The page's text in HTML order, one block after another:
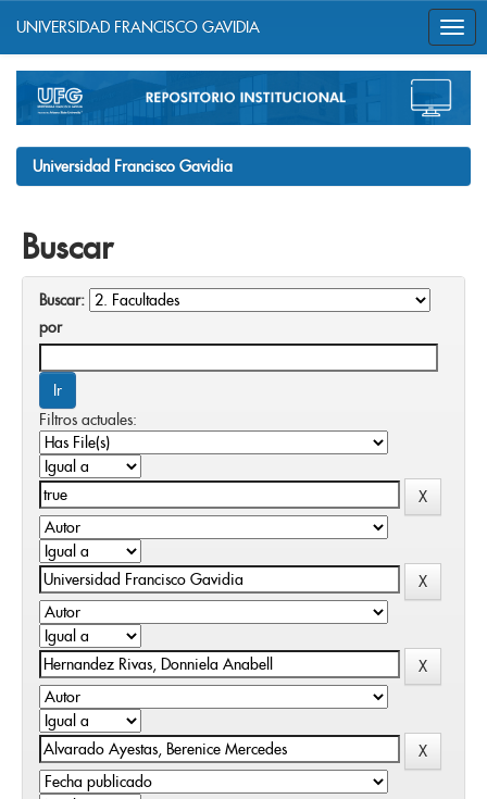
navigation
UNIVERSIDAD FRANCISCO GAVIDIA
Universidad Francisco Gavidia
Buscar
Buscar:
por
Filtros actuales: